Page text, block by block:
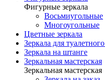
Фигурные зеркала
Восьмиугольные
Многоугольные
Цветные зеркала
Зеркала для
Зеркала на штанге
Зеркальная мастерская
Зеркальная мастерская